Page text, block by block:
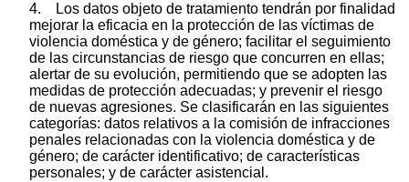
4. Los datos objeto de tratamiento tendrán por finalidad
mejorar la eficacia en la protección de las víctimas de
violencia doméstica y de género; facilitar el seguimiento
de las circunstancias de riesgo que concurren en ellas;
alertar de su evolución, permitiendo que se adopten las
medidas de protección adecuadas; y prevenir el riesgo
de nuevas agresiones. Se clasificarán en las siguientes
categorías: datos relativos a la comisión de infracciones
penales relacionadas con la violencia doméstica y de
género; de carácter identificativo; de características
personales; y de carácter asistencial.